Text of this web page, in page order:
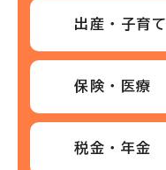
出産・子育て
保険・医療
税金・年金